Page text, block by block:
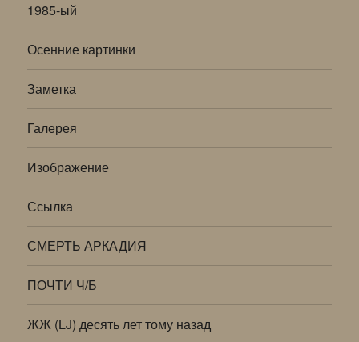
1985-ый
Осенние картинки
Заметка
Галерея
Изображение
Ссылка
СМЕРТЬ АРКАДИЯ
ПОЧТИ Ч/Б
ЖЖ (LJ) десять лет тому назад